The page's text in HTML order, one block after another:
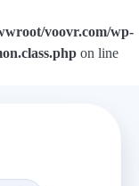
voovr.com/wp-
on line